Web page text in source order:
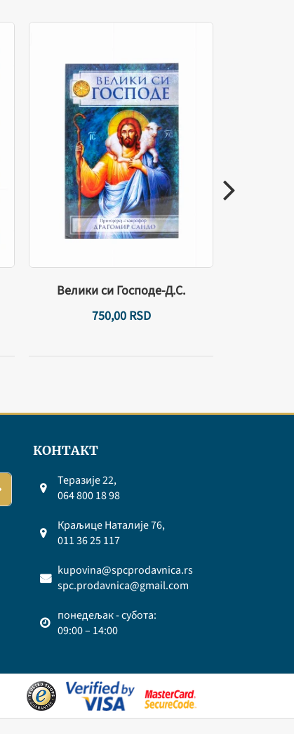
Велики си Господе-Д.С.
750,00 RSD
КОНТАКТ
Теразије 22,
064 800 18 98
Краљице Наталије 76,
011 36 25 117
kupovina@spcprodavnica.rs
spc.prodavnica@gmail.com
понедељак - субота:
09:00 – 14:00